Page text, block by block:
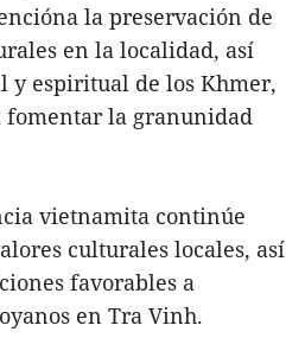
la preservación de
en la localidad, así
y espiritual de los Khmer,
fomentar la granunidad
vietnamita continúe
culturales locales, así
favorables a
en Tra Vinh.